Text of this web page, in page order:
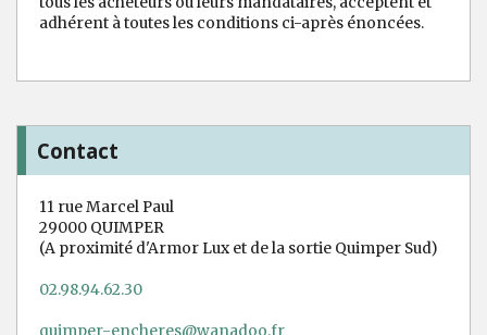
adhérent à toutes les conditions ci-après énoncées.
Contact
11 rue Marcel Paul
29000 QUIMPER
(A proximité d'Armor Lux et de la sortie Quimper Sud)
02.98.94.62.30
quimper-encheres@wanadoo.fr